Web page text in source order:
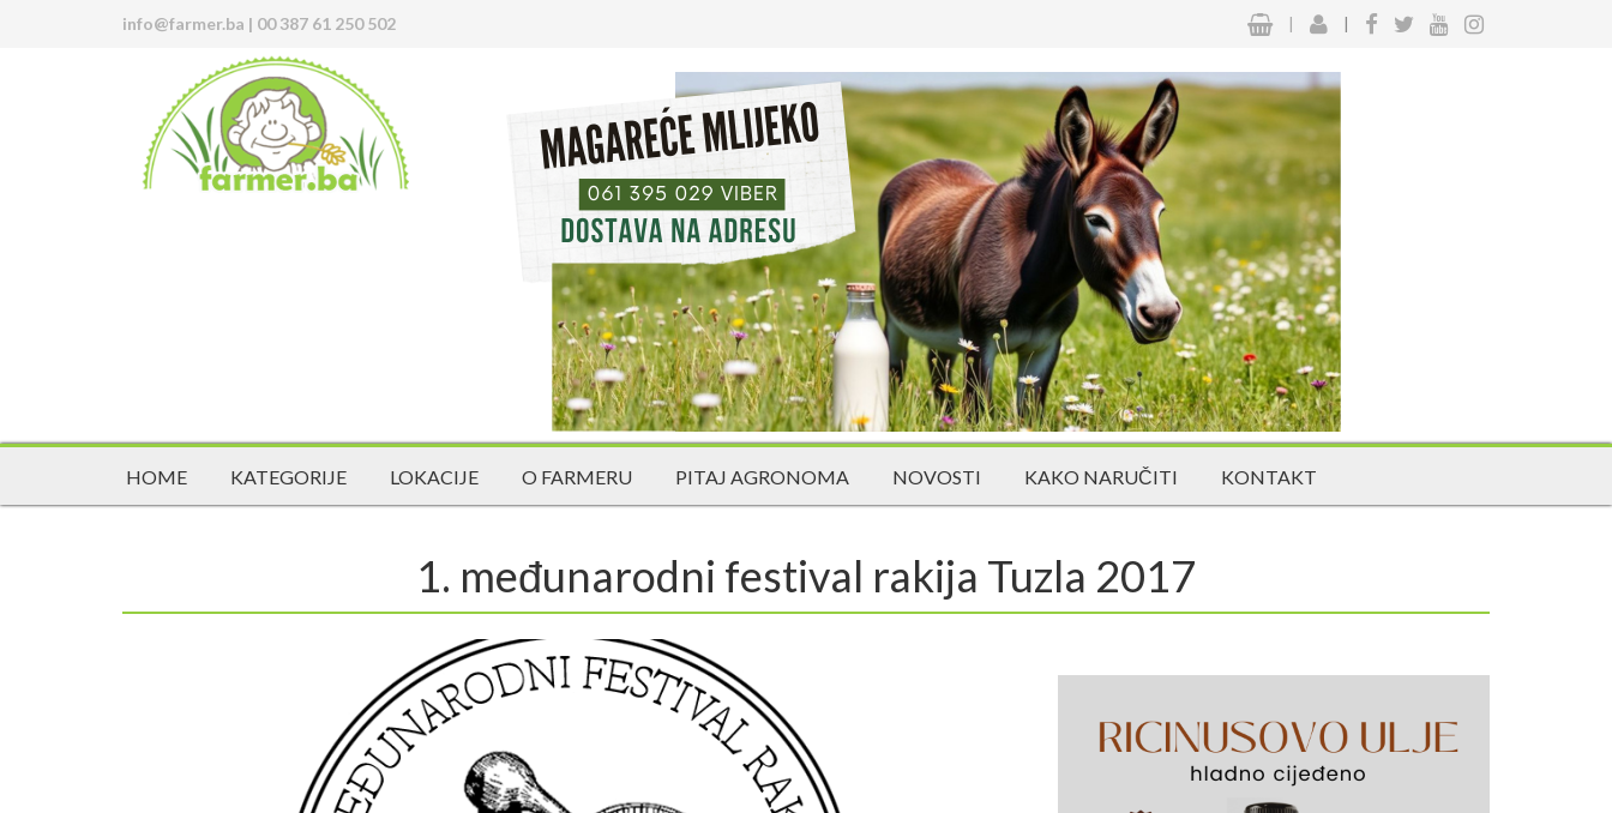
info@farmer.ba | 00 387 61 250 502 | |
HOME KATEGORIJE LOKACIJE O FARMERU PITAJ AGRONOMA NOVOSTI KAKO NARUČITI KONTAKT
1. međunarodni festival rakija Tuzla 2017